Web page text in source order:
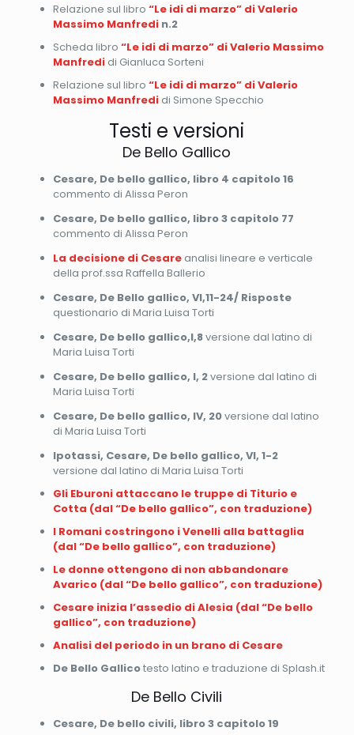
Relazione sul libro “Le idi di marzo” di Valerio
Massimo Manfredin.2
Scheda libro “Le idi di marzo” di Valerio Massimo
Manfredidi Gianluca Sorteni
Relazione sul libro “Le idi di marzo” di Valerio
Massimo Manfredidi Simone Specchio
Testi e versioni
De Bello Gallico
Cesare, De bello gallico, libro 4 capitolo 16
commento di Alissa Peron
Cesare, De bello gallico, libro 3 capitolo 77
commento di Alissa Peron
La decisione di Cesare analisi lineare e verticale
della prof.ssa Raffella Ballerio
Cesare, De Bello gallico, VI,11-24/ Risposte
questionario di Maria Luisa Torti
Cesare, De bello gallico,I,8versione dal latino di
Maria Luisa Torti
Cesare, De bello gallico, I, 2versione dal latino di
Maria Luisa Torti
Cesare, De bello gallico, IV, 20versione dal latino
di Maria Luisa Torti
Ipotassi, Cesare, De bello gallico, VI, 1-2
versione dal latino di Maria Luisa Torti
Gli Eburoni attaccano le truppe di Titurio e
Cotta (dal “De bello gallico”, con traduzione)
I Romani costringono i Venelli alla battaglia
(dal “De bello gallico”, con traduzione)
Le donne ottengono di non abbandonare
Avarico (dal “De bello gallico”, con traduzione)
Cesare inizia l’assedio di Alesia (dal “De bello
gallico”, con traduzione)
Analisi del periodo in un brano di Cesare
De Bello Gallicotesto latino e traduzione di Splash.it
De Bello Civili
Cesare, De bello civili, libro 3 capitolo 19